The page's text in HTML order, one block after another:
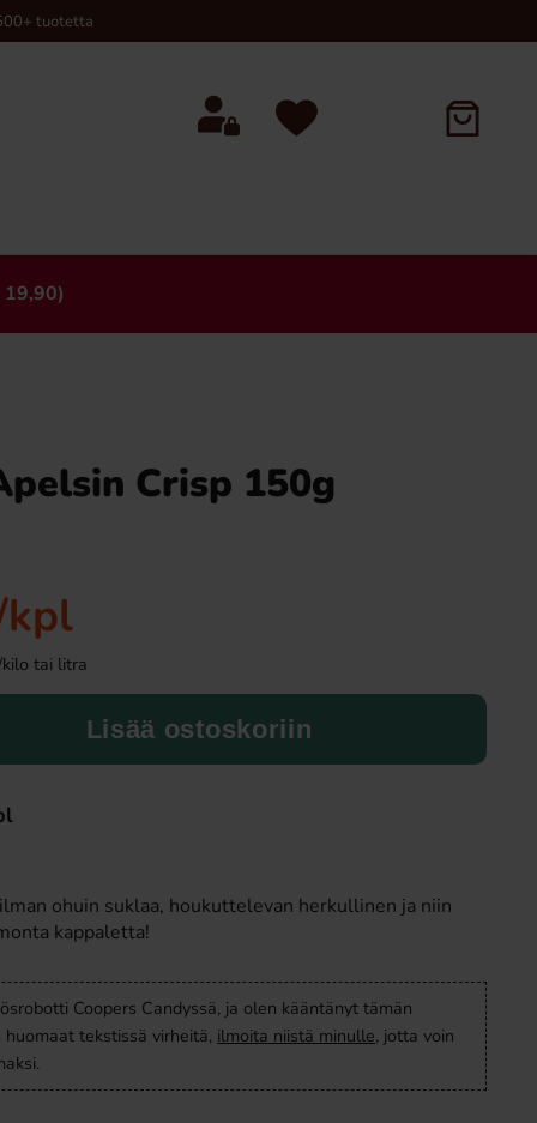
tuotetta
19,90)
Osta
Crisp 150g
tai litra
Lisää ostoskoriin
ohuin suklaa, houkuttelevan herkullinen ja niin
kappaletta!
Coopers Candyssä, ja olen kääntänyt tämän
tekstissä virheitä, ilmoita niistä minulle, jotta voin